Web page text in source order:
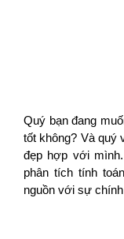
Quý bạn đang
tốt không? Và quý
đẹp hợp với
phân tích tính
nguồn với sự chính